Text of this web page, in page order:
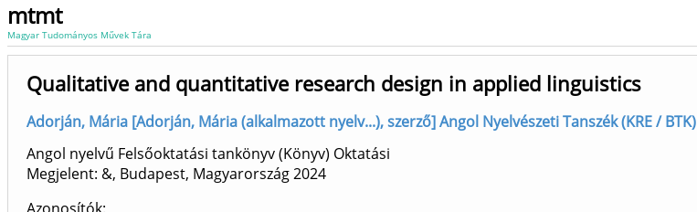
mtmt
Magyar Tudományos Művek Tára
Qualitative and quantitative research design in applied linguistics
Adorján, Mária [Adorján, Mária (alkalmazott nyelv...), szerző] Angol Nyelvészeti Tanszék (KRE / BTK)
Angol nyelvű Felsőoktatási tankönyv (Könyv) Oktatási
Megjelent: &, Budapest, Magyarország2024